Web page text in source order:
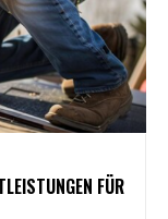
FÜR